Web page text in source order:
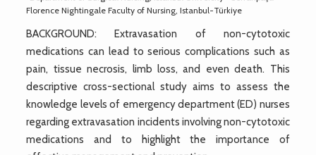
Florence Nightingale Faculty of Nursing, Istanbul-Türkiye
BACKGROUND: Extravasation of non-cytotoxic
medications can lead to serious complications such as
pain, tissue necrosis, limb loss, and even death. This
descriptive cross-sectional study aims to assess the
knowledge levels of emergency department (ED) nurses
regarding extravasation incidents involving non-cytotoxic
medications and to highlight the importance of